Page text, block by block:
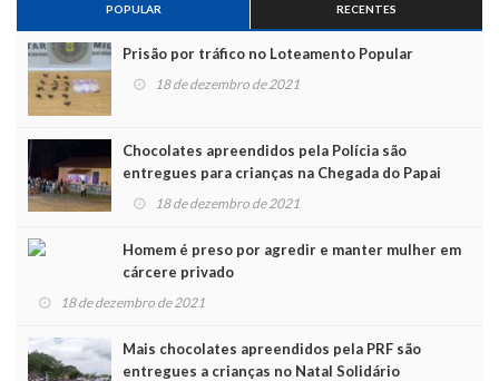
POPULAR RECENTES
Prisão por tráfico no Loteamento Popular
18 de dezembro de 2021
Chocolates apreendidos pela Polícia são
entregues para crianças na Chegada do Papai
Noel
18 de dezembro de 2021
Homem é preso por agredir e manter mulher em
cárcere privado
18 de dezembro de 2021
Mais chocolates apreendidos pela PRF são
entregues a crianças no Natal Solidário